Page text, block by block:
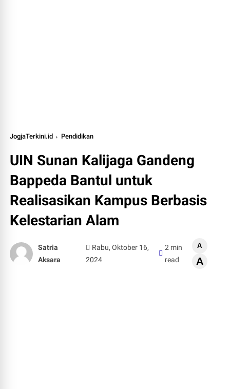
JogjaTerkini.id Pendidikan
UIN Sunan Kalijaga Gandeng
Bappeda Bantul untuk
Realisasikan Kampus Berbasis
Kelestarian Alam
Satria
Aksara
Rabu, Oktober 16,
2024
2 min
read
A
A